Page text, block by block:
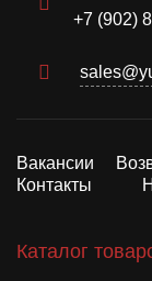
+7 (902)
Вакансии
Контакты
Каталог